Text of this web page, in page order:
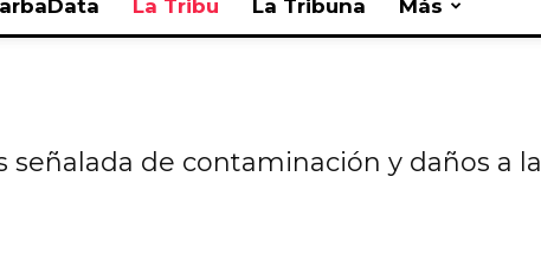
La Tribu La Tribuna Más
señalada de contaminación y daños a la